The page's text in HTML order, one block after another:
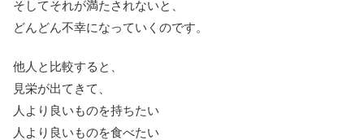
そしてそれが満たされないと、
どんどん不幸になっていくのです。
他人と比較すると、
見栄が出てきて、
人より良いものを持ちたい
人より良いものを食べたい